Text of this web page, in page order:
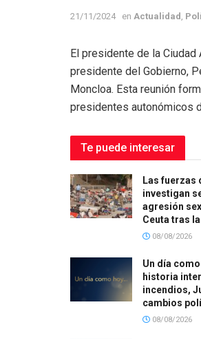
21/11/2024 en Actualidad
El presidente de la Ciudad
presidente del Gobierno,
Moncloa. Esta reunión
presidentes autonómicos
Te puede interesar
Las fuerzas
investigan
agresión
Ceuta tras
08/08/2026
Un día
historia
incendios,
cambios
08/08/2026